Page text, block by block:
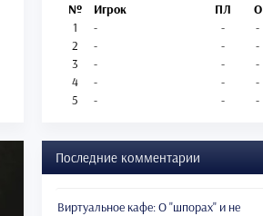
№ Игрок ПЛ
О
1
- -
-
2
- -
-
3
- -
-
4
- -
-
5
- - -
Последние комментарии
Виртуальное кафе: О "шпорах" и не